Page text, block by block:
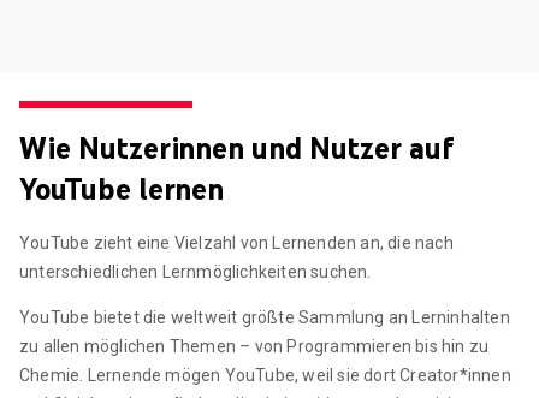
Wie Nutzerinnen und Nutzer auf
YouTube lernen
YouTube zieht eine Vielzahl von Lernenden an, die nach
unterschiedlichen Lernmöglichkeiten suchen.
YouTube bietet die weltweit größte Sammlung an Lerninhalten
zu allen möglichen Themen – von Programmieren bis hin zu
Chemie. Lernende mögen YouTube, weil sie dort Creator*innen